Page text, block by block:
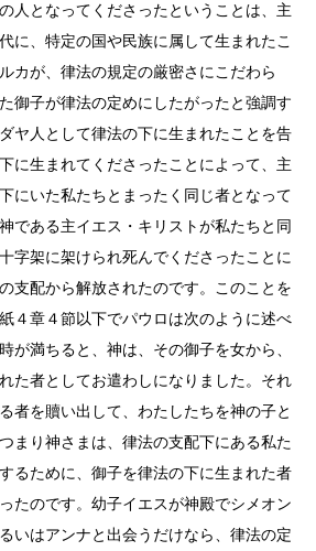
人となってくださったということは、主
に、特定の国や民族に属して生まれたこ
カが、律法の規定の厳密さにこだわら
御子が律法の定めにしたがったと強調す
ヤ人として律法の下に生まれたことを告
に生まれてくださったことによって、主
にいた私たちとまったく同じ者となって
である主イエス・キリストが私たちと同
字架に架けられ死んでくださったことに
支配から解放されたのです。このことを
４章４節以下でパウロは次のように述べ
が満ちると、神は、その御子を女から、
た者としてお遣わしになりました。それ
者を贖い出して、わたしたちを神の子と
まり神さまは、律法の支配下にある私た
るために、御子を律法の下に生まれた者
たのです。幼子イエスが神殿でシメオン
いはアンナと出会うだけなら、律法の定